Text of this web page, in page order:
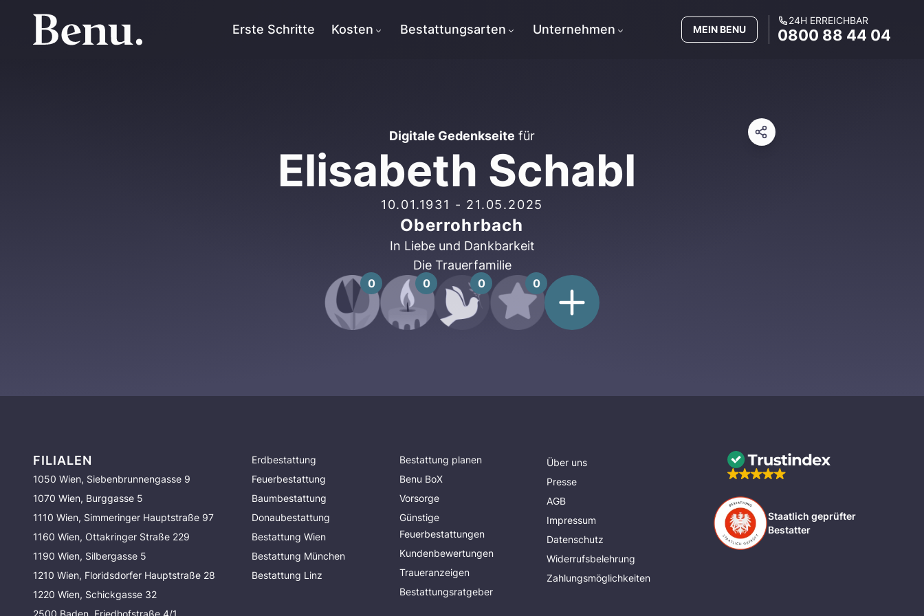
Erste Schritte Kosten Bestattungsarten Unternehmen MEIN BENU
24H ERREICHBAR
0800 88 44 04
Digitale Gedenkseite für
Elisabeth Schabl
10.01.1931 - 21.05.2025
Oberrohrbach
In Liebe und Dankbarkeit
Die Trauerfamilie
0 0 0 0
FILIALEN
1050 Wien, Siebenbrunnengasse 9
1070 Wien, Burggasse 5
1110 Wien, Simmeringer Hauptstraße 97
1160 Wien, Ottakringer Straße 229
1190 Wien, Silbergasse 5
1210 Wien, Floridsdorfer Hauptstraße 28
1220 Wien, Schickgasse 32
2500 Baden, Friedhofstraße 4/1
Erdbestattung
Feuerbestattung
Baumbestattung
Donaubestattung
Bestattung Wien
Bestattung München
Bestattung Linz
Bestattung planen
Benu BoX
Vorsorge
Günstige
Feuerbestattungen
Kundenbewertungen
Traueranzeigen
Bestattungsratgeber
Über uns
Presse
AGB
Impressum
Datenschutz
Widerrufsbelehrung
Zahlungsmöglichkeiten
Staatlich geprüfter
Bestatter